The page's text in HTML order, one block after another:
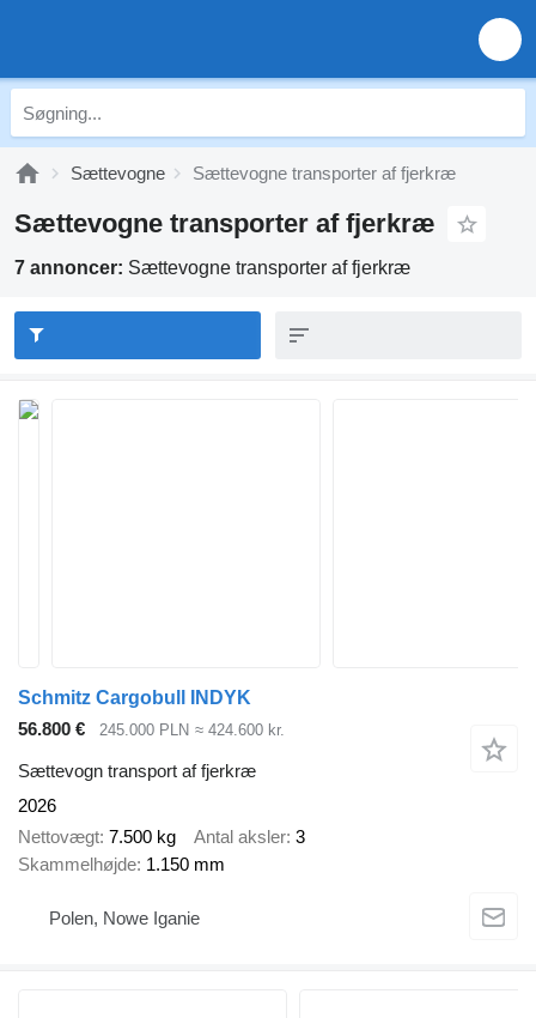
Sættevogne Sættevogne transporter af fjerkræ
Sættevogne transporter af fjerkræ
7 annoncer: Sættevogne transporter af fjerkræ
Schmitz Cargobull INDYK
56.800 €
245.000 PLN ≈ 424.600 kr.
Sættevogn transport af fjerkræ
2026
Nettovægt 7.500 kg Antal aksler 3
Skammelhøjde 1.150 mm
Polen, Nowe Iganie